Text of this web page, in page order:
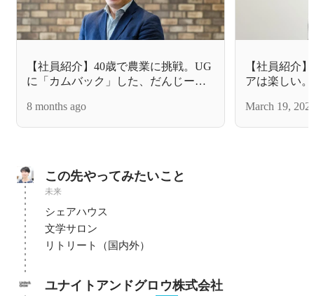
【社員紹介】40歳で農業に挑戦。UG
に「カムバック」した、だんじーの
8 months ago
【社員紹介
アは楽しい
March 19,
この先やってみたいこと
未来
シェアハウス
文学サロン
リトリート（国内外）
ユナイトアンドグロウ株式会社